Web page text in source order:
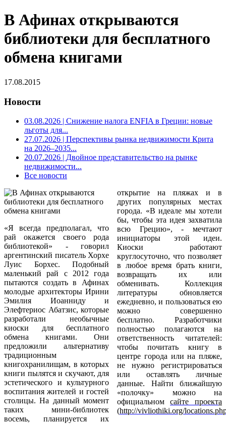
В Афинах открываются
библиотеки для бесплатного
обмена книгами
17.08.2015
Новости
03.08.2026 | Снижение налога ENFIA в Греции: новые
льготы для...
27.07.2026 | Перспективы рынка недвижимости Крита
на 2026–2035...
20.07.2026 | Двойное представительство на рынке
недвижимости...
Все новости
«Я всегда предполагал, что
рай окажется своего рода
библиотекой» - говорил
аргентинский писатель Хорхе
Луис Борхес. Подобный
маленький рай с 2012 года
пытаются создать в Афинах
молодые архитекторы Ирини
Эмилия Иоанниду и
Элефтериос Абатзис, которые
разработали необычные
киоски для бесплатного
обмена книгами. Они
предложили альтернативу
традиционным
книгохранилищам, в которых
книги пылятся и скучают, для
эстетического и культурного
воспитания жителей и гостей
столицы. На данный момент
таких мини-библиотек
восемь, планируется их
открытие на пляжах и в
других популярных местах
города. «В идеале мы хотели
бы, чтобы эта идея захватила
всю Грецию», - мечтают
инициаторы этой идеи.
Киоски работают
круглосуточно, что позволяет
в любое время брать книги,
возвращать их или
обменивать. Коллекция
литературы обновляется
ежедневно, и пользоваться ею
можно совершенно
бесплатно. Разработчики
полностью полагаются на
ответственность читателей:
чтобы почитать книгу в
центре города или на пляже,
не нужно регистрироваться
или оставлять личные
данные. Найти ближайшую
«полочку» можно на
официальном сайте проекта
(http://vivliothiki.org/